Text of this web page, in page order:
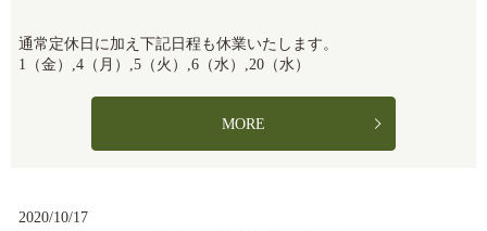
通常定休日に加え下記日程も休業いたします。
1（金）,4（月）,5（火）,6（水）,20（水）
MORE
2020/10/17